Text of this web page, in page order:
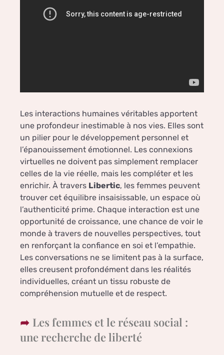
Les interactions humaines véritables apportent
une profondeur inestimable à nos vies. Elles sont
un pilier pour le développement personnel et
l’épanouissement émotionnel. Les connexions
virtuelles ne doivent pas simplement remplacer
celles de la vie réelle, mais les compléter et les
enrichir. À travers Libertic, les femmes peuvent
trouver cet équilibre insaisissable, un espace où
l’authenticité prime. Chaque interaction est une
opportunité de croissance, une chance de voir le
monde à travers de nouvelles perspectives, tout
en renforçant la confiance en soi et l’empathie.
Les conversations ne se limitent pas à la surface,
elles creusent profondément dans les réalités
individuelles, créant un tissu robuste de
compréhension mutuelle et de respect.
Les femmes et le réseau social :
une recherche de liberté